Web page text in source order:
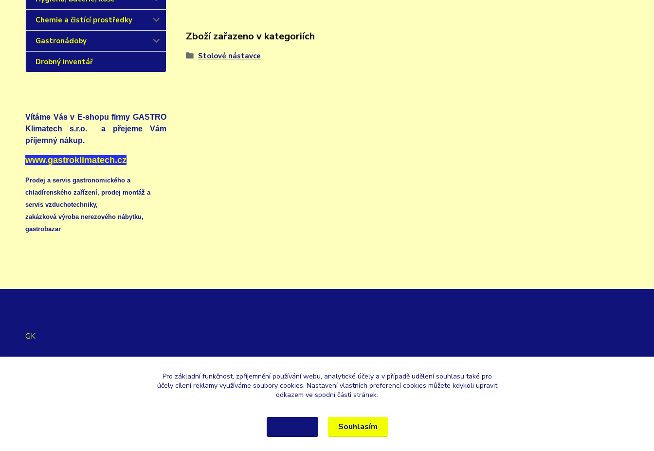
Chemie a čistící prostředky
Gastronádoby
Drobný inventář
Vítáme Vás v E-shopu firmy GASTRO
Klimatech s.r.o. a přejeme Vám
příjemný nákup.
www.gastroklimatech.cz
Prodej a servis gastronomického a
chladírenského zařízení, prodej montáž a
servis vzduchotechniky,
zakázková výroba nerezového nábytku,
gastrobazar
Zboží zařazeno v kategoriích
Stolové nástavce
GK
Pro základní funkčnost, zpříjemnění používání webu, analytické účely a v případě udělení souhlasu také pro
účely cílení reklamy využíváme soubory cookies. Nastavení vlastních preferencí cookies můžete kdykoli upravit
odkazem ve spodní části stránek.
Souhlasím